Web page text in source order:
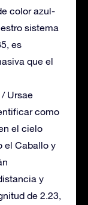
color azul-
sistema
es
que el
Ursae
como
el cielo
el Caballo y
y
de 2.23,